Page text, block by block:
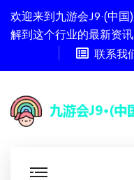
欢迎来到九游会J9·(中
解到这个行业的最新资
联系我